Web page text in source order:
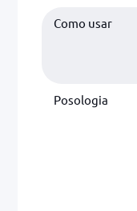
Como usar
Posologia